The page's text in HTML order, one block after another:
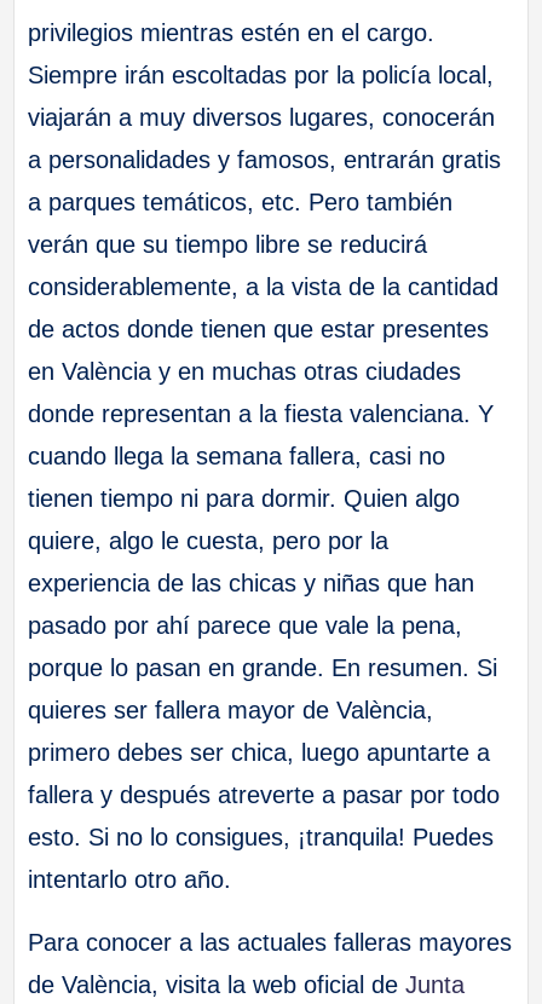
privilegios mientras estén en el cargo.
Siempre irán escoltadas por la policía local,
viajarán a muy diversos lugares, conocerán
a personalidades y famosos, entrarán gratis
a parques temáticos, etc. Pero también
verán que su tiempo libre se reducirá
considerablemente, a la vista de la cantidad
de actos donde tienen que estar presentes
en València y en muchas otras ciudades
donde representan a la fiesta valenciana. Y
cuando llega la semana fallera, casi no
tienen tiempo ni para dormir. Quien algo
quiere, algo le cuesta, pero por la
experiencia de las chicas y niñas que han
pasado por ahí parece que vale la pena,
porque lo pasan en grande. En resumen. Si
quieres ser fallera mayor de València,
primero debes ser chica, luego apuntarte a
fallera y después atreverte a pasar por todo
esto. Si no lo consigues, ¡tranquila! Puedes
intentarlo otro año.
Para conocer a las actuales falleras mayores
de València, visita la web oficial deJunta